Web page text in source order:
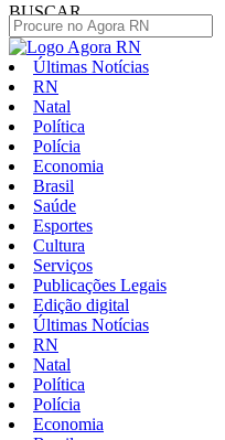
BUSCAR
Últimas Notícias
RN
Natal
Política
Polícia
Economia
Brasil
Saúde
Esportes
Cultura
Serviços
Publicações Legais
Edição digital
Últimas Notícias
RN
Natal
Política
Polícia
Economia